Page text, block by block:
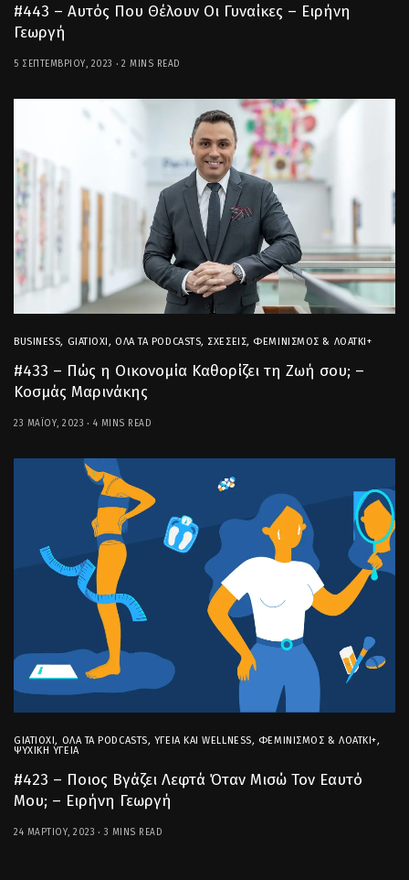
#443 – Αυτός Που Θέλουν Οι Γυναίκες – Ειρήνη
Γεωργή
5 ΣΕΠΤΕΜΒΡΊΟΥ, 2023 2 MINS READ
BUSINESS, GIATIOXI,ΌΛΑ ΤΑ PODCASTS, ΣΧΈΣΕΙΣ, ΦΕΜΙΝΙΣΜΌΣ & ΛΟΑΤΚΙ+
#433 – Πώς η Οικονομία Καθορίζει τη Ζωή σου; –
Κοσμάς Μαρινάκης
23 ΜΑΪ́ΟΥ, 2023 4 MINS READ
GIATIOXI, ΌΛΑ ΤΑ PODCASTS, ΥΓΕΊΑ ΚΑΙ WELLNESS, ΦΕΜΙΝΙΣΜΌΣ & ΛΟΑΤΚΙ+,
ΨΥΧΙΚΉ ΥΓΕΊΑ
#423 – Ποιος Βγάζει Λεφτά Όταν Μισώ Τον Εαυτό
Μου; – Ειρήνη Γεωργή
24 ΜΑΡΤΊΟΥ, 2023 3 MINS READ